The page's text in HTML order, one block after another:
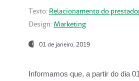
Texto: Relacionamento do
Design: Marketing
01 de janeiro, 2019
Informamos que, a partir do dia